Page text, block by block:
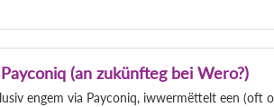
(an zukünfteg bei Wero?)
engem via Payconiq, iwwermëttelt een (oft